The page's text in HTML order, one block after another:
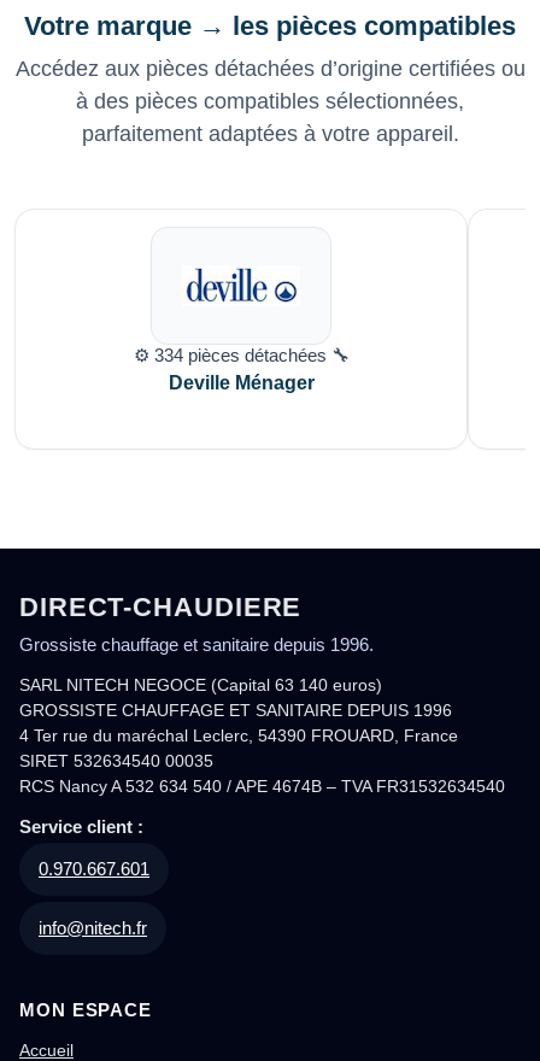
Votre marque → les pièces compatibles
Accédez aux pièces détachées d’origine certifiées ou
à des pièces compatibles sélectionnées,
parfaitement adaptées à votre appareil.
⚙️ 334 pièces détachées 🔧
Deville Ménager
DIRECT-CHAUDIERE
Grossiste chauffage et sanitaire depuis 1996.
SARL NITECH NEGOCE (Capital 63 140 euros)
GROSSISTE CHAUFFAGE ET SANITAIRE DEPUIS 1996
4 Ter rue du maréchal Leclerc, 54390 FROUARD, France
SIRET 532634540 00035
RCS Nancy A 532 634 540 / APE 4674B – TVA FR31532634540
Service client :
0.970.667.601
info@nitech.fr
MON ESPACE
Accueil